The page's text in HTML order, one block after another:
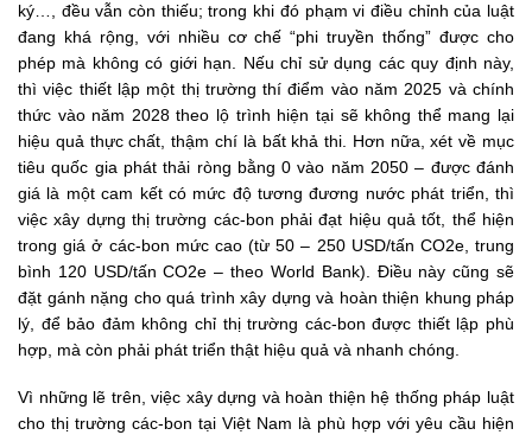
ký…, đều vẫn còn thiếu; trong khi đó phạm vi điều chỉnh của luật
đang khá rộng, với nhiều cơ chế “phi truyền thống” được cho
phép mà không có giới hạn. Nếu chỉ sử dụng các quy định này,
thì việc thiết lập một thị trường thí điểm vào năm 2025 và chính
thức vào năm 2028 theo lộ trình hiện tại sẽ không thể mang lại
hiệu quả thực chất, thậm chí là bất khả thi. Hơn nữa, xét về mục
tiêu quốc gia phát thải ròng bằng 0 vào năm 2050 – được đánh
giá là một cam kết có mức độ tương đương nước phát triển, thì
việc xây dựng thị trường các-bon phải đạt hiệu quả tốt, thể hiện
trong giá ở các-bon mức cao (từ 50 – 250 USD/tấn CO2e, trung
bình 120 USD/tấn CO2e – theo World Bank). Điều này cũng sẽ
đặt gánh nặng cho quá trình xây dựng và hoàn thiện khung pháp
lý, để bảo đảm không chỉ thị trường các-bon được thiết lập phù
hợp, mà còn phải phát triển thật hiệu quả và nhanh chóng.
Vì những lẽ trên, việc xây dựng và hoàn thiện hệ thống pháp luật
cho thị trường các-bon tại Việt Nam là phù hợp với yêu cầu hiện